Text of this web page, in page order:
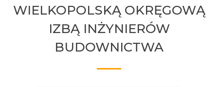
WIELKOPOLSKĄ OKRĘGOWĄ
IZBĄ INŻYNIERÓW
BUDOWNICTWA